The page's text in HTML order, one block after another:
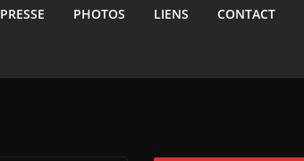
PRESSE PHOTOS LIENS CONTACT